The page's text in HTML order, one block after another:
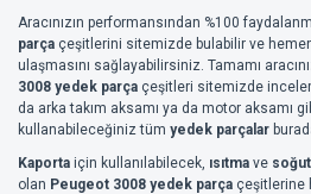
Aracınızın performansından %100
parça çeşitlerini sitemizde bulabilir ve
ulaşmasını sağlayabilirsiniz. Tamamı
3008 yedek parça çeşitleri sitemizde
da arka takım aksamı ya da motor aksamı
kullanabileceğiniz tüm yedek parçalar
Kaporta için kullanılabilecek, ısıtma ve
olan Peugeot 3008 yedek parça çeşitlerine